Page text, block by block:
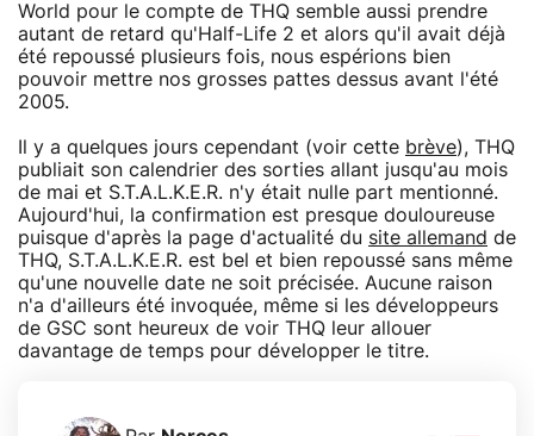
World pour le compte de THQ semble aussi prendre
autant de retard qu'Half-Life 2 et alors qu'il avait déjà
été repoussé plusieurs fois, nous espérions bien
pouvoir mettre nos grosses pattes dessus avant l'été
2005.
Il y a quelques jours cependant (voir cette brève), THQ
publiait son calendrier des sorties allant jusqu'au mois
de mai et S.T.A.L.K.E.R. n'y était nulle part mentionné.
Aujourd'hui, la confirmation est presque douloureuse
puisque d'après la page d'actualité du site allemand de
THQ, S.T.A.L.K.E.R. est bel et bien repoussé sans même
qu'une nouvelle date ne soit précisée. Aucune raison
n'a d'ailleurs été invoquée, même si les développeurs
de GSC sont heureux de voir THQ leur allouer
davantage de temps pour développer le titre.